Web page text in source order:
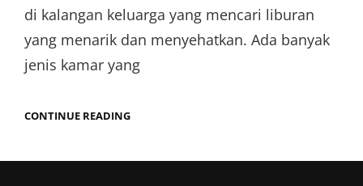
di kalangan keluarga yang mencari liburan
yang menarik dan menyehatkan. Ada banyak
jenis kamar yang
CONTINUE READINGNIRWANA